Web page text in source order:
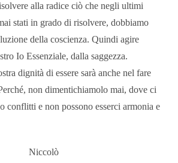
alla radice ciò che negli ultimi
stati in grado di risolvere, dobbiamo
della coscienza. Quindi agire
Io Essenziale, dalla saggezza.
dignità di essere sarà anche nel fare
non dimentichiamolo mai, dove ci
conflitti e non possono esserci armonia e
Niccolò